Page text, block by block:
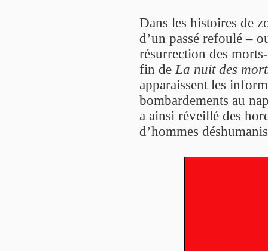
Dans les histoires de
d’un passé refoulé –
résurrection des
fin de La nuit des
apparaissent les
bombardements au
a ainsi réveillé des
d’hommes